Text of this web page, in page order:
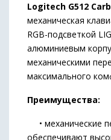
Logitech G512
механическая
RGB-подсветкой
алюминиевым
механическими
максимального
Преимущества:
• механические
обеспечивают